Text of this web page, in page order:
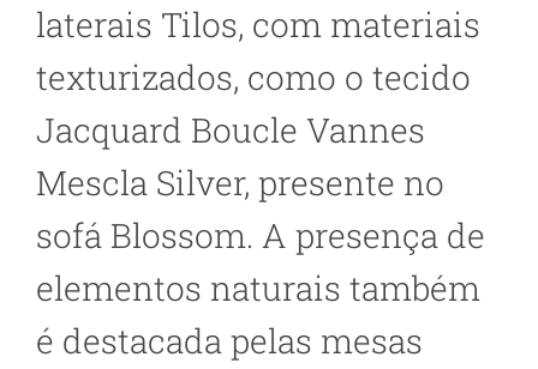
laterais Tilos, com materiais
texturizados, como o tecido
Jacquard Boucle Vannes
Mescla Silver, presente no
sofá Blossom. A presença de
elementos naturais também
é destacada pelas mesas